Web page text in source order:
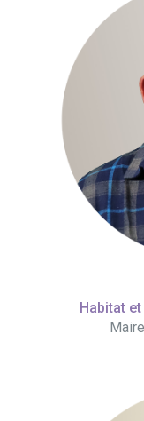
Habitat